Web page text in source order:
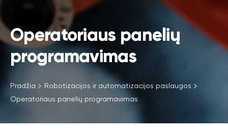
Operatoriaus panelių
programavimas
Pradžia
Robotizacijos ir automatizacijos paslaugos
Operatoriaus panelių programavimas